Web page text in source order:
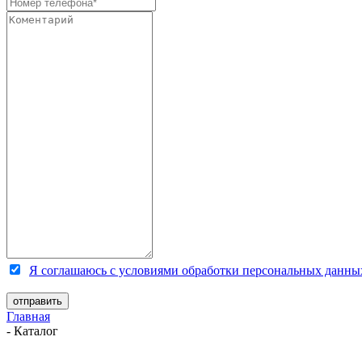
Я соглашаюсь с условиями обработки персональных
Главная
- Каталог